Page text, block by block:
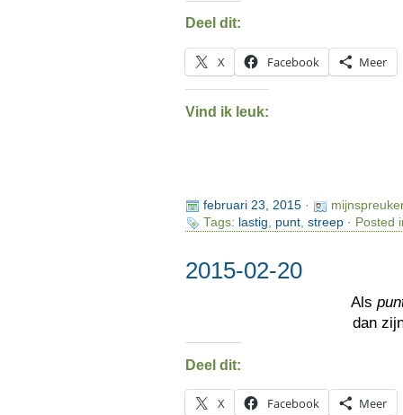
Deel dit:
X Facebook Meer
Vind ik leuk:
februari 23, 2015·
Tags: lastig, punt, streep· Posted
2015-02-20
Als
dan
Deel dit:
X Facebook Meer